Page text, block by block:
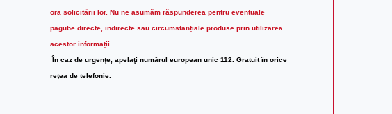
ora solicitării lor. Nu ne asumăm răspunderea pentru eventuale
pagube directe, indirecte sau circumstanțiale produse prin utilizarea
acestor informații.
În caz de urgenţe, apelaţi numărul european unic 112. Gratuit în orice
reţea de telefonie.